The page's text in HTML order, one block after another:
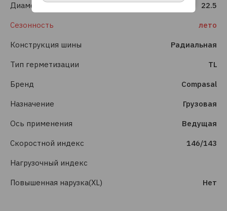
Диаметр 22.5
Сезонность лето
Конструкция шины Радиальная
Тип герметизации TL
Бренд Compasal
Назначение Грузовая
Ось применения Ведущая
Скоростной индекс 146/143
Нагрузочный индекс
Повышенная нарузка(XL) Нет